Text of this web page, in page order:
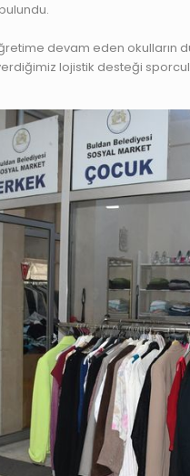
devam eden
lojistik desteği